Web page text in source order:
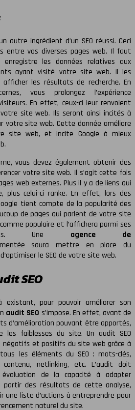
autre ingrédient d’un SEO réussi. Ceci
entre vos diverses pages web. Il faut
enregistre les données relatives aux
ayant visité votre site web. Il les
les résultats de recherche. En
vous prolongez l’expérience
En effet, ceux-ci leur renvoient
site web. Ils seront ainsi incités à
votre site web. Cette donnée améliore
site web, et incite Google à mieux
vous devez également obtenir des
votre site web. Il s’agit cette fois
web externes. Plus il y a de liens qui
plus celui-ci ranke. En effet, lors des
tient compte de la popularité des
de pages qui parlent de votre site
populaire et l’affichera parmi ses
Une agence de
saura mettre en place du
le SEO de votre site web.
SEO
existant, pour pouvoir améliorer son
audit SEO s’impose. En effet, avant de
d’amélioration pouvant être apportés,
les faiblesses du site. Un audit SEO
et positifs du site web grâce à
les éléments du SEO : mots-clés,
contenu, netlinking, etc. L’audit doit
de la capacité à adapter
partir des résultats de cette analyse,
une liste d’actions à entreprendre pour
naturel du site.